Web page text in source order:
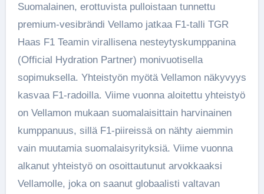
Suomalainen, erottuvista pulloistaan tunnettu
premium-vesibrändi Vellamo jatkaa F1-talli TGR
Haas F1 Teamin virallisena nesteytyskumppanina
(Official Hydration Partner) monivuotisella
sopimuksella. Yhteistyön myötä Vellamon näkyvyys
kasvaa F1-radoilla. Viime vuonna aloitettu yhteistyö
on Vellamon mukaan suomalaisittain harvinainen
kumppanuus, sillä F1-piireissä on nähty aiemmin
vain muutamia suomalaisyrityksiä. Viime vuonna
alkanut yhteistyö on osoittautunut arvokkaaksi
Vellamolle, joka on saanut globaalisti valtavan